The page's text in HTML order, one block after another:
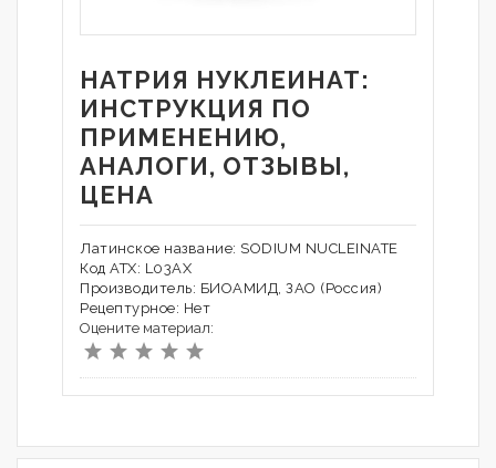
НАТРИЯ НУКЛЕИНАТ:
ИНСТРУКЦИЯ ПО
ПРИМЕНЕНИЮ,
АНАЛОГИ, ОТЗЫВЫ,
ЦЕНА
Латинское название: SODIUM NUCLEINATE
Код АТХ: L03AX
Производитель: БИОАМИД, ЗАО (Россия)
Рецептурное: Нет
Оцените материал: